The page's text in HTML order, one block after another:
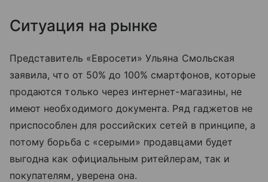
Ситуация на рынке
Представитель «Евросети» Ульяна Смольская
заявила, что от 50% до 100% смартфонов, которые
продаются только через интернет-магазины, не
имеют необходимого документа. Ряд гаджетов не
приспособлен для российских сетей в принципе, а
потому борьба с «серыми» продавцами будет
выгодна как официальным ритейлерам, так и
покупателям, уверена она.